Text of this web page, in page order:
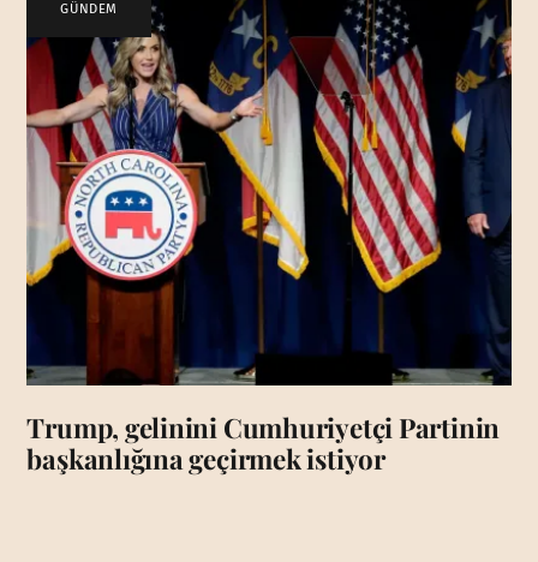
GÜNDEM
Trump, gelinini Cumhuriyetçi Partinin
başkanlığına geçirmek istiyor